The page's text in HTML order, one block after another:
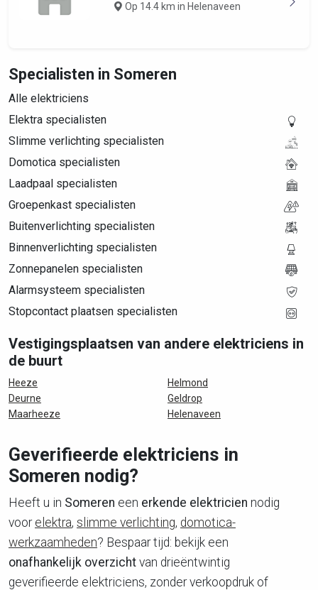
Op 14.4 km in Helenaveen
Specialisten in Someren
Alle elektriciens
Elektra specialisten
Slimme verlichting specialisten
Domotica specialisten
Laadpaal specialisten
Groepenkast specialisten
Buitenverlichting specialisten
Binnenverlichting specialisten
Zonnepanelen specialisten
Alarmsysteem specialisten
Stopcontact plaatsen specialisten
Vestigingsplaatsen van andere elektriciens in
de buurt
Heeze
Deurne
Maarheeze
Helmond
Geldrop
Helenaveen
Geverifieerde elektriciens in
Someren nodig?
Heeft u in Someren een erkende elektricien nodig
voor elektra, slimme verlichting, domotica-
werkzaamheden? Bespaar tijd: bekijk een
onafhankelijk overzicht van drieëntwintig
geverifieerde elektriciens, zonder verkoopdruk of